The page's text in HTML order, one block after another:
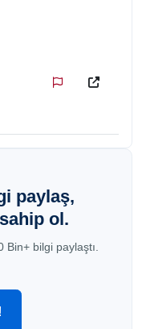
paylaş,
ol.
Bin+ bilgi paylaştı.